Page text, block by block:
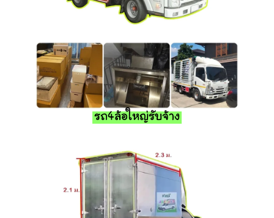
รถ4ล้อใหญ่รับจ้าง